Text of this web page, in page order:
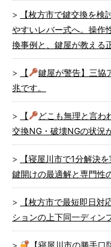
【枚方市で鍵交換を
やすいレバー式へ。操作
換事例と、鍵屋が教える
【
鍵屋が警告】三協
兆です。
【
どこも無理と言わ
交換NG・破壊NGの状況
【寝屋川市で1分解決
鍵開けの最適解と専門性
【枚方市で最短即日
ションの上下同一ディン
【寝屋川市の勝手